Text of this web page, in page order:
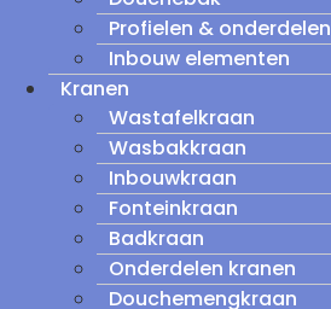
Profielen & onderdelen
Inbouw elementen
Kranen
Wastafelkraan
Wasbakkraan
Inbouwkraan
Fonteinkraan
Badkraan
Onderdelen kranen
Douchemengkraan